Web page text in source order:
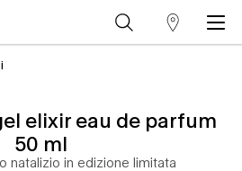
trova
vendita
elixir eau de parfum
50 ml
natalizio in edizione limitata